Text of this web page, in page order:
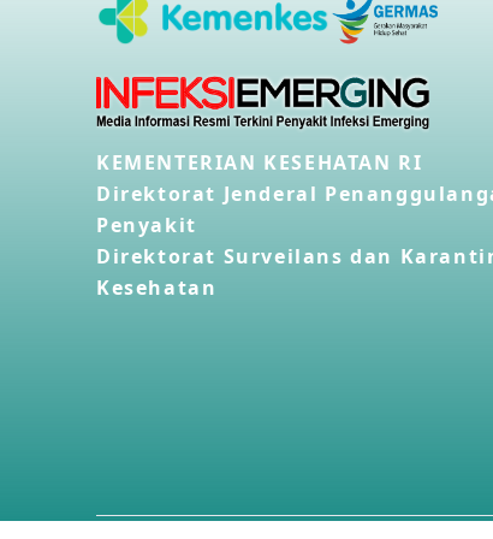
KEMENTERIAN KESEHATAN RI
Direktorat Jenderal
Penyakit
Direktorat Surveilans dan
Kesehatan